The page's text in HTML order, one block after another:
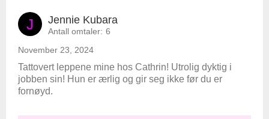
J Jennie Kubara
Antall omtaler: 6
November 23, 2024
Tattovert leppene mine hos Cathrin! Utrolig dyktig i
jobben sin! Hun er ærlig og gir seg ikke før du er
fornøyd.